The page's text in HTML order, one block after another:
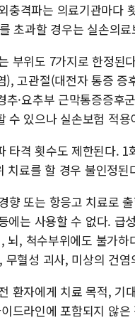
충격파는 의료기관마다
초과할 경우는 실손의
부위도 7가지로 한정된
), 고관절(대전자 통증
추·요추부 근막통증증
수 있으나 실손보험 적
타격 횟수도 제한된다.
치료를 할 경우 불인정된
향 또는 항응고 치료로
에는 사용할 수 없다. 급
뇌, 척수부위에도 불가
혈성 괴사, 미상의 건
환자에게 치료 목적, 기
드라인에 포함되지 않